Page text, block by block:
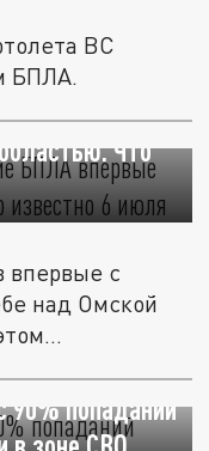
ВС
БПЛА.
БПЛА
Что
впервые с
над Омской
90% попаданий